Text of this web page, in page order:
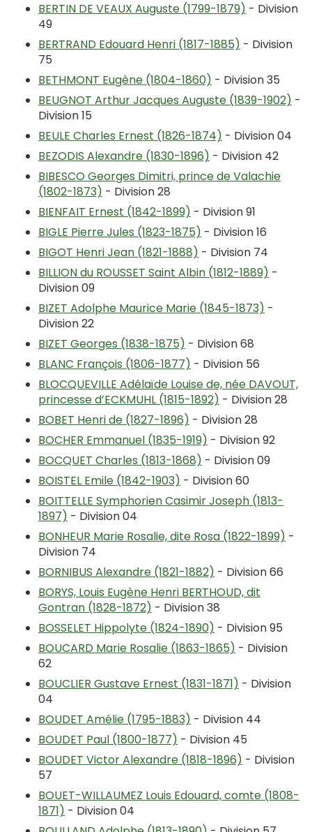
BERTIN DE VEAUX Auguste (1799-1879) - Division
49
BERTRAND Edouard Henri (1817-1885) - Division
75
BETHMONT Eugène (1804-1860) - Division 35
BEUGNOT Arthur Jacques Auguste (1839-1902) -
Division 15
BEULE Charles Ernest (1826-1874) - Division 04
BEZODIS Alexandre (1830-1896) - Division 42
BIBESCO Georges Dimitri, prince de Valachie
(1802-1873) - Division 28
BIENFAIT Ernest (1842-1899) - Division 91
BIGLE Pierre Jules (1823-1875) - Division 16
BIGOT Henri Jean (1821-1888) - Division 74
BILLION du ROUSSET Saint Albin (1812-1889) -
Division 09
BIZET Adolphe Maurice Marie (1845-1873) -
Division 22
BIZET Georges (1838-1875) - Division 68
BLANC François (1806-1877) - Division 56
BLOCQUEVILLE Adélaïde Louise de, née DAVOUT,
princesse d’ECKMUHL (1815-1892) - Division 28
BOBET Henri de (1827-1896) - Division 28
BOCHER Emmanuel (1835-1919) - Division 92
BOCQUET Charles (1813-1868) - Division 09
BOISTEL Emile (1842-1903) - Division 60
BOITTELLE Symphorien Casimir Joseph (1813-
1897) - Division 04
BONHEUR Marie Rosalie, dite Rosa (1822-1899) -
Division 74
BORNIBUS Alexandre (1821-1882) - Division 66
BORYS, Louis Eugène Henri BERTHOUD, dit
Gontran (1828-1872) - Division 38
BOSSELET Hippolyte (1824-1890) - Division 95
BOUCARD Marie Rosalie (1863-1865) - Division
62
BOUCLIER Gustave Ernest (1831-1871) - Division
04
BOUDET Amélie (1795-1883) - Division 44
BOUDET Paul (1800-1877) - Division 45
BOUDET Victor Alexandre (1818-1896) - Division
57
BOUET-WILLAUMEZ Louis Edouard, comte (1808-
1871) - Division 04